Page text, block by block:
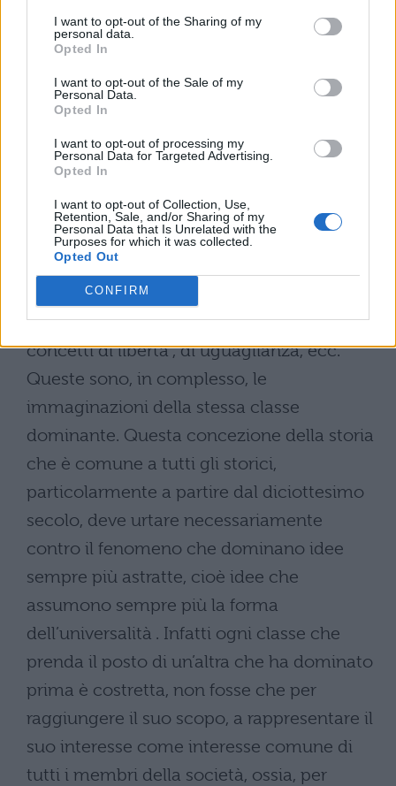
I want to opt-out of the Sharing of my
personal data.
Opted In
I want to opt-out of the Sale of my
Personal Data.
Opted In
I want to opt-out of processing my
Personal Data for Targeted Advertising.
Opted In
I want to opt-out of Collection, Use,
Retention, Sale, and/or Sharing of my
Personal Data that Is Unrelated with the
Purposes for which it was collected.
Opted Out
CONFIRM
autonome, se ci si limita a dire che in
idee, senza preoccuparsi delle condizioni
idee, e se quindi s’ignorano gli individui e le
situazioni del mondo che stanno alla base
di queste idee, allora si potrà dire per
esempio che al tempo in cui dominava
l’aristocrazia dominavano i concetti di
onore, di fedeltà , ecc., e che durante il
dominio della borghesia dominavano i
concetti di libertà , di uguaglianza, ecc.
Queste sono, in complesso, le
immaginazioni della stessa classe
dominante. Questa concezione della storia
che è comune a tutti gli storici,
particolarmente a partire dal diciottesimo
secolo, deve urtare necessariamente
contro il fenomeno che dominano idee
sempre più astratte, cioè idee che
assumono sempre più la forma
dell’universalità . Infatti ogni classe che
prenda il posto di un’altra che ha dominato
prima è costretta, non fosse che per
raggiungere il suo scopo, a rappresentare il
suo interesse come interesse comune di
tutti i membri della società, ossia, per